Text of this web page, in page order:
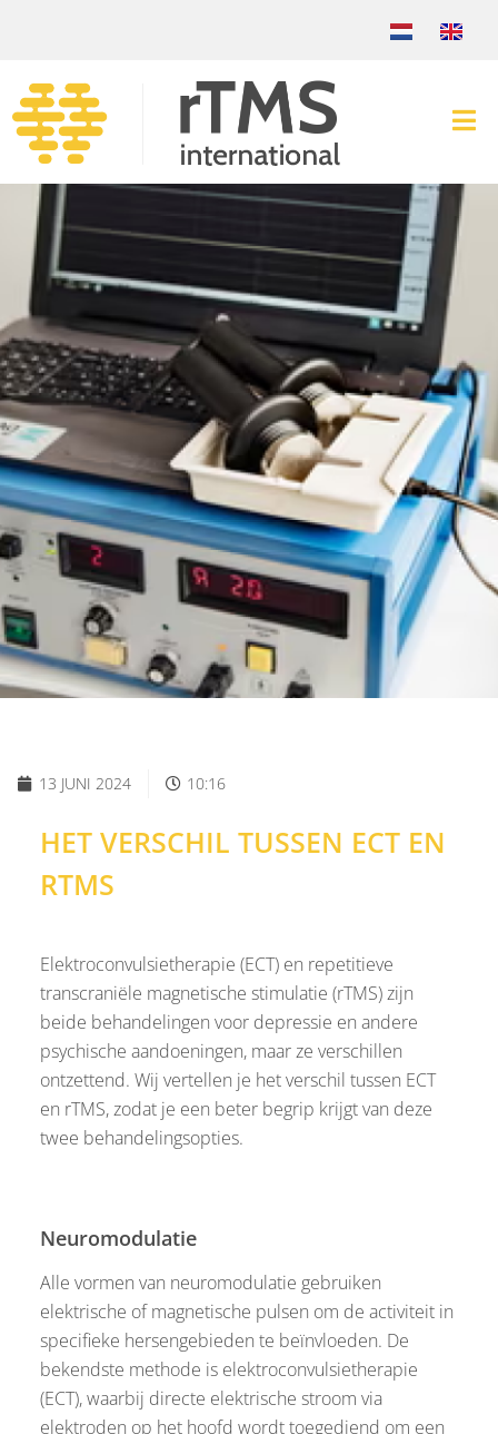
13 JUNI 2024 10:16
HET VERSCHIL TUSSEN ECT EN
RTMS
Elektroconvulsietherapie (ECT) en repetitieve
transcraniële magnetische stimulatie (rTMS) zijn
beide behandelingen voor depressie en andere
psychische aandoeningen, maar ze verschillen
ontzettend. Wij vertellen je het verschil tussen ECT
en rTMS, zodat je een beter begrip krijgt van deze
twee behandelingsopties.
Neuromodulatie
Alle vormen van neuromodulatie gebruiken
elektrische of magnetische pulsen om de activiteit in
specifieke hersengebieden te beïnvloeden. De
bekendste methode is elektroconvulsietherapie
(ECT), waarbij directe elektrische stroom via
elektroden op het hoofd wordt toegediend om een